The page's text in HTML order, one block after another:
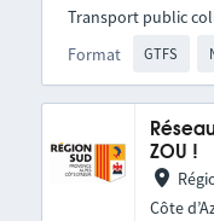
Format GTFS
Transport public
ZOU !
Côte